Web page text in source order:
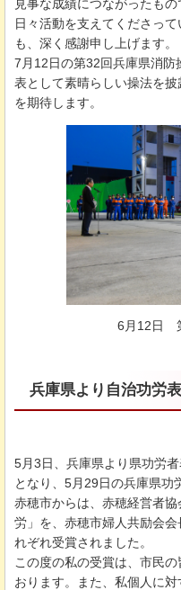
見事な成績につながったも
日々活動を支えてくださっ
も、深く感謝申し上げます。
7月12日の第32回兵庫県消
表として素晴らしい操法を
を期待します。
6月12日
兵庫県より自治功労
5月3日、兵庫県より県功労
となり、5月29日の兵庫県功
赤穂市からは、赤穂経営者協
労」を、赤穂市婦人共励会会
れぞれ受賞されました。
この度の私の受賞は、市民
おります。また、私個人に